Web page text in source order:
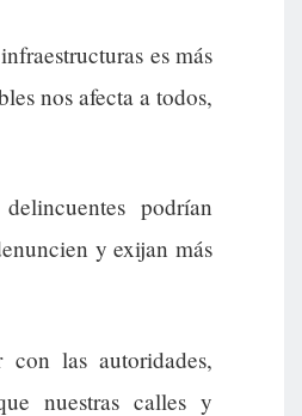
es más
nos afecta a todos,
podrían
y exijan más
las autoridades,
nuestras calles y